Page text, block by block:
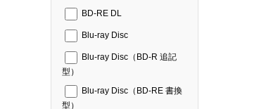
BD-RE DL
Blu-ray Disc
Blu-ray Disc（BD-R 追記
型）
Blu-ray Disc（BD-RE 書換
型）